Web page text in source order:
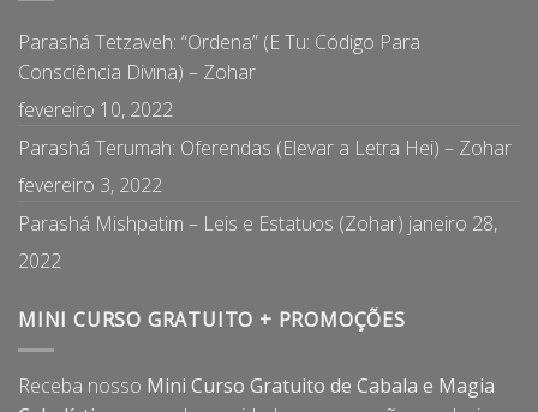
Parashá Tetzaveh: “Ordena” (E Tu: Código Para
Consciência Divina) – Zohar
fevereiro 10, 2022
Parashá Terumah: Oferendas (Elevar a Letra Hei) – Zohar
fevereiro 3, 2022
Parashá Mishpatim – Leis e Estatuos (Zohar) janeiro 28,
2022
MINI CURSO GRATUITO + PROMOÇÕES
Receba nosso Mini Curso Gratuito de Cabala e Magia